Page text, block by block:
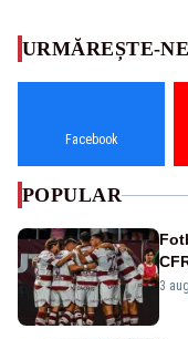
URMĂREȘTE-
Facebook
POPULAR
3